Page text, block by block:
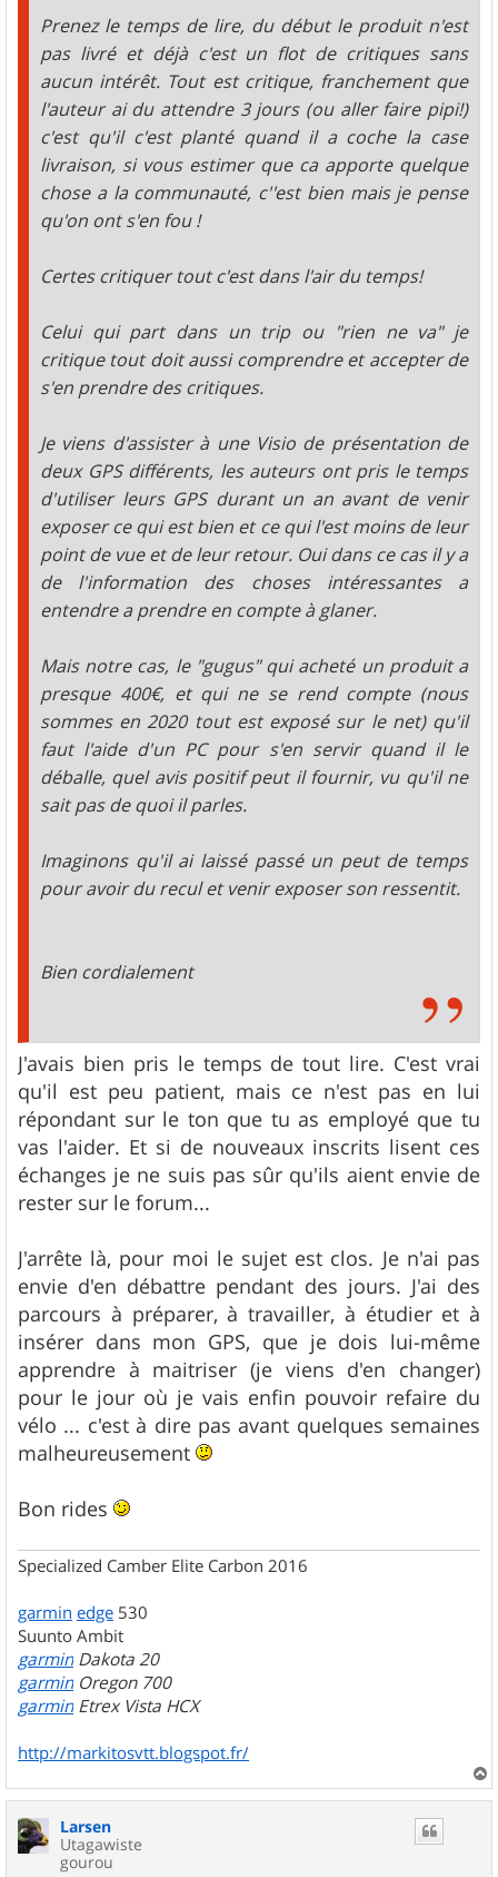
Prenez le temps de lire, du début le produit n'est
pas livré et déjà c'est un flot de critiques sans
aucun intérêt. Tout est critique, franchement que
l'auteur ai du attendre 3 jours (ou aller faire pipi!)
c'est qu'il c'est planté quand il a coche la case
livraison, si vous estimer que ca apporte quelque
chose a la communauté, c''est bien mais je pense
qu'on ont s'en fou !
Certes critiquer tout c'est dans l'air du temps!
Celui qui part dans un trip ou "rien ne va" je
critique tout doit aussi comprendre et accepter de
s'en prendre des critiques.
Je viens d'assister à une Visio de présentation de
deux GPS différents, les auteurs ont pris le temps
d'utiliser leurs GPS durant un an avant de venir
exposer ce qui est bien et ce qui l'est moins de leur
point de vue et de leur retour. Oui dans ce cas il y a
de l'information des choses intéressantes a
entendre a prendre en compte à glaner.
Mais notre cas, le "gugus" qui acheté un produit a
presque 400€, et qui ne se rend compte (nous
sommes en 2020 tout est exposé sur le net) qu'il
faut l'aide d'un PC pour s'en servir quand il le
déballe, quel avis positif peut il fournir, vu qu'il ne
sait pas de quoi il parles.
Imaginons qu'il ai laissé passé un peut de temps
pour avoir du recul et venir exposer son ressentit.
Bien cordialement
J'avais bien pris le temps de tout lire. C'est vrai
qu'il est peu patient, mais ce n'est pas en lui
répondant sur le ton que tu as employé que tu
vas l'aider. Et si de nouveaux inscrits lisent ces
échanges je ne suis pas sûr qu'ils aient envie de
rester sur le forum...
J'arrête là, pour moi le sujet est clos. Je n'ai pas
envie d'en débattre pendant des jours. J'ai des
parcours à préparer, à travailler, à étudier et à
insérer dans mon GPS, que je dois lui-même
apprendre à maitriser (je viens d'en changer)
pour le jour où je vais enfin pouvoir refaire du
vélo ... c'est à dire pas avant quelques semaines
malheureusement
Bon rides
Specialized Camber Elite Carbon 2016
garmin edge 530
Suunto Ambit
garmin Dakota 20
garmin Oregon 700
garmin Etrex Vista HCX
http://markitosvtt.blogspot.fr/
a
Larsen
Utagawiste
gourou